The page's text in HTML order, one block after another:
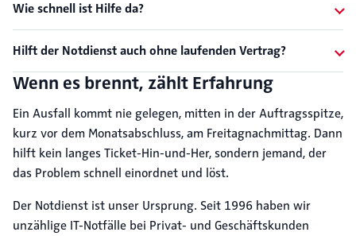
Wie schnell ist Hilfe da?
Hilft der Notdienst auch ohne laufenden Vertrag?
Wenn es brennt, zählt Erfahrung
Ein Ausfall kommt nie gelegen, mitten in der Auftragsspitze,
kurz vor dem Monatsabschluss, am Freitagnachmittag. Dann
hilft kein langes Ticket-Hin-und-Her, sondern jemand, der
das Problem schnell einordnet und löst.
Der Notdienst ist unser Ursprung. Seit 1996 haben wir
unzählige IT-Notfälle bei Privat- und Geschäftskunden